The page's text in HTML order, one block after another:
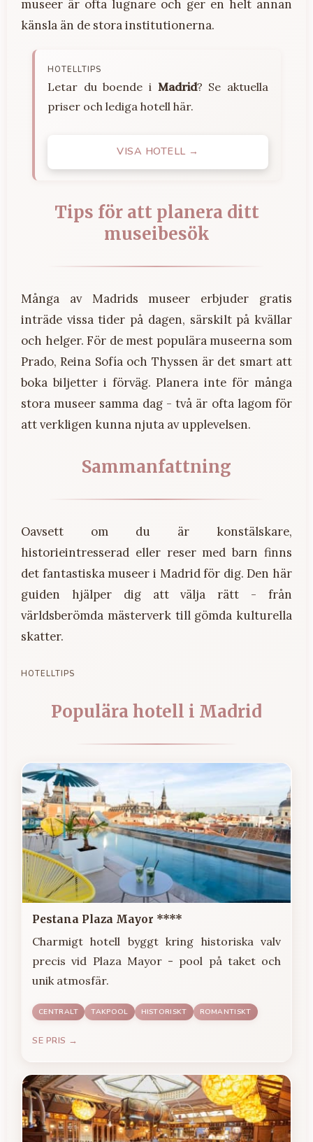
museer är ofta lugnare och ger en helt annan
känsla än de stora institutionerna.
HOTELLTIPS
Letar du boende i Madrid? Se aktuella
priser och lediga hotell här.
VISA HOTELL →
Tips för att planera ditt
museibesök
Många av Madrids museer erbjuder gratis
inträde vissa tider på dagen, särskilt på kvällar
och helger. För de mest populära museerna som
Prado, Reina Sofía och Thyssen är det smart att
boka biljetter i förväg. Planera inte för många
stora museer samma dag - två är ofta lagom för
att verkligen kunna njuta av upplevelsen.
Sammanfattning
Oavsett om du är konstälskare,
historieintresserad eller reser med barn finns
det fantastiska museer i Madrid för dig. Den här
guiden hjälper dig att välja rätt - från
världsberömda mästerverk till gömda kulturella
skatter.
HOTELLTIPS
Populära hotell i Madrid
Pestana Plaza Mayor ****
Charmigt hotell byggt kring historiska valv
precis vid Plaza Mayor - pool på taket och
unik atmosfär.
CENTRALT TAKPOOL HISTORISKT ROMANTISKT
SE PRIS →